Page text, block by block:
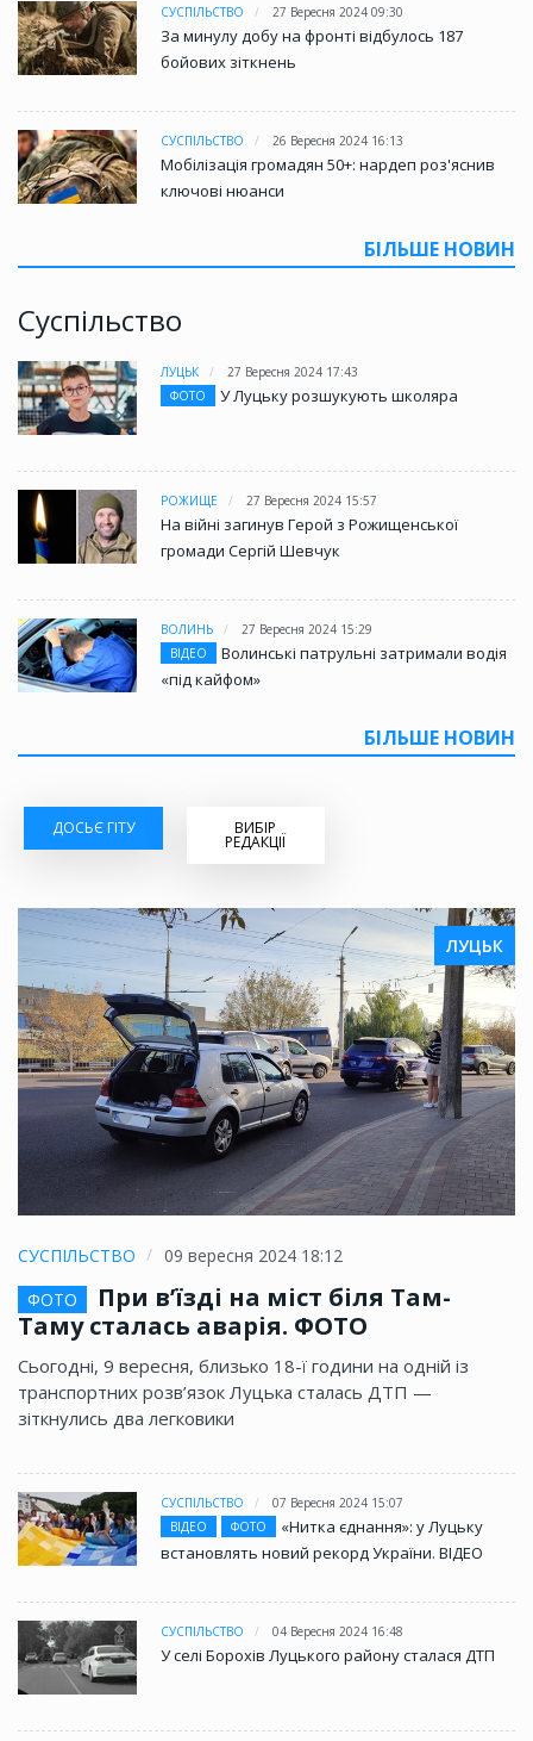
СУСПІЛЬСТВО 27 Вересня 2024 09:30
За минулу добу на фронті відбулось 187
бойових зіткнень
СУСПІЛЬСТВО 26 Вересня 2024 16:13
Мобілізація громадян 50+: нардеп роз'яснив
ключові нюанси
БІЛЬШЕ НОВИН
Суспільство
ЛУЦЬК
27 Вересня 2024 17:43
ФОТО
У Луцьку розшукують школяра
РОЖИЩЕ 27 Вересня 2024 15:57
На війні загинув Герой з Рожищенської
громади Сергій Шевчук
ВОЛИНЬ
27 Вересня 2024 15:29
ВІДЕО
Волинські патрульні затримали водія
«під кайфом»
БІЛЬШЕ НОВИН
ДОСЬЄ ГІТУ ВИБІР
РЕДАКЦІЇ
ЛУЦЬК
СУСПІЛЬСТВО
09 вересня 2024 18:12
ФОТО
При в’їзді на міст біля Там-
Таму сталась аварія. ФОТО
Сьогодні, 9 вересня, близько 18-ї години на одній із
транспортних розв’язок Луцька сталась ДТП —
зіткнулись два легковики
СУСПІЛЬСТВО
07 Вересня 2024 15:07
ВІДЕО
ФОТО
«Нитка єднання»: у Луцьку
встановлять новий рекорд України. ВІДЕО
СУСПІЛЬСТВО 04 Вересня 2024 16:48
У селі Борохів Луцького району сталася ДТП